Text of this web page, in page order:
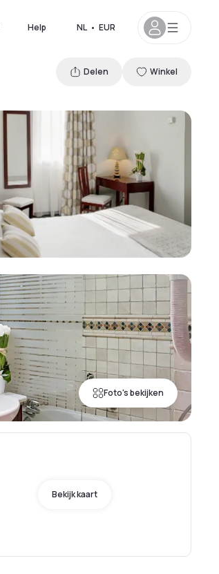
Help NL • EUR
Foto's bekijken
Delen Winkel
Bekijk kaart